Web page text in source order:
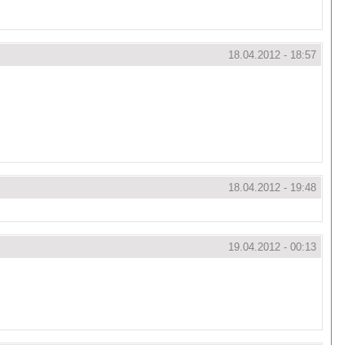
18.04.2012 - 18:57
18.04.2012 - 19:48
19.04.2012 - 00:13